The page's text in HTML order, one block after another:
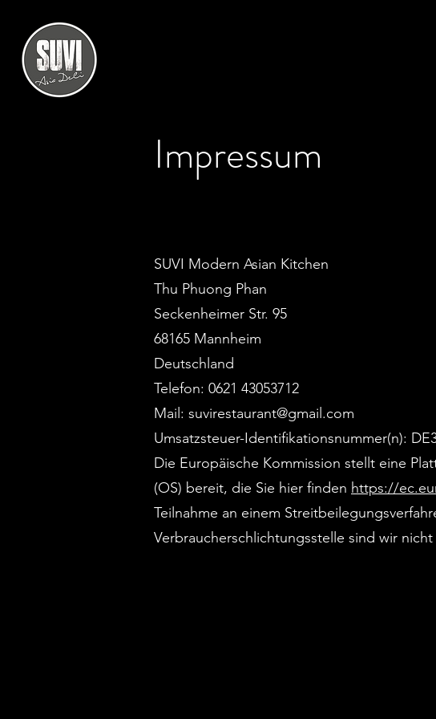
Impressum
SUVI Modern Asian Kitchen
Thu Phuong Phan
Seckenheimer Str. 95
68165 Mannheim
Deutschland
Telefon: 0621 43053712
Mail: suvirestaurant@gmail.com
Umsatzsteuer-Identifikationsnummer(n):
Die Europäische Kommission stellt eine
(OS) bereit, die Sie hier finden https://
Teilnahme an einem
Verbraucherschlichtungsstelle sind wir